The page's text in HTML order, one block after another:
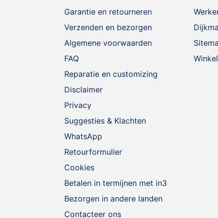
Garantie en retourneren
Verzenden en bezorgen
Algemene voorwaarden
FAQ
Reparatie en customizing
Disclaimer
Privacy
Suggesties & Klachten
WhatsApp
Retourformulier
Cookies
Betalen in termijnen met in3
Bezorgen in andere landen
Contacteer ons